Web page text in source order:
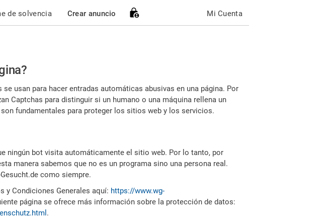
de solvencia Crear anuncio Mi Cuenta
usan para hacer entradas automáticas abusivas en una página. Por
Captchas para distinguir si un humano o una máquina rellena un
fundamentales para proteger los sitios web y los servicios.
ningún bot visita automáticamente el sitio web. Por lo tanto, por
manera sabemos que no es un programa sino una persona real.
como siempre.
y Condiciones Generales aquí: https://www.wg-
página se ofrece más información sobre la protección de datos:
.